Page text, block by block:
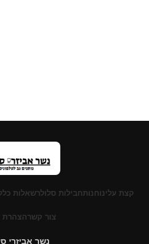
קצת עלינוחנותחבילות סלולרשאלות
צור קשרהצהרת
נשר אביזרי